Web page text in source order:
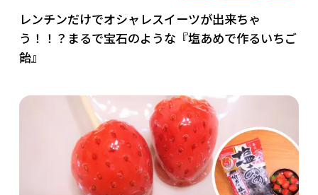
レンチンだけでオシャレスイーツが出来ちゃ
う！！？まるで宝石のような『塩あめで作るいちご
飴』